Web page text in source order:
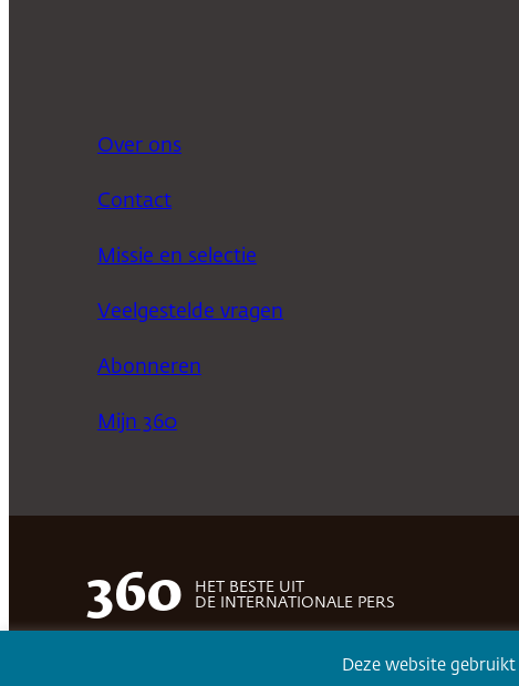
Over ons
Contact
Missie en selectie
Veelgestelde vragen
Abonneren
Mijn 360
360
HET BESTE UIT
DE INTERNATIONALE PERS
Deze website gebruikt